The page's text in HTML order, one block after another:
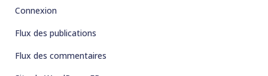
Connexion
Flux des publications
Flux des commentaires